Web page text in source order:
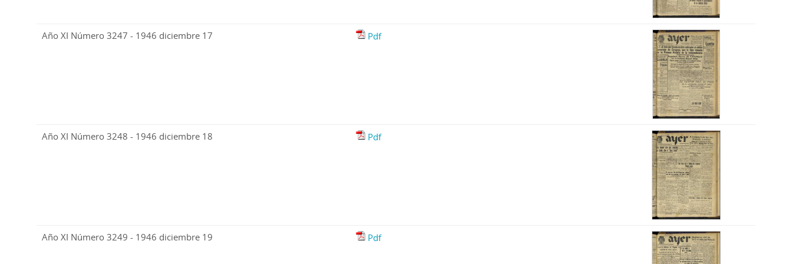
Año XI Número 3247 - 1946 diciembre 17 Pdf
Año XI Número 3248 - 1946 diciembre 18 Pdf
Año XI Número 3249 - 1946 diciembre 19 Pdf